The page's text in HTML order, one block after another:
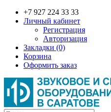
+7 927 224 33 33
Личный кабинет
Регистрация
Авторизация
Закладки (0)
Корзина
Оформить заказ